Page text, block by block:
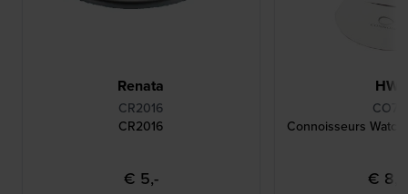
Renata
CR2016
CR2016
€ 5,-
Connoisseurs
€